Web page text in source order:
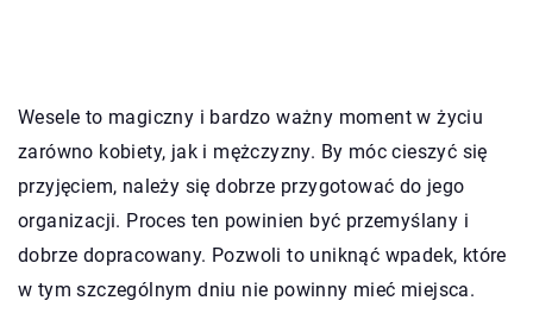
Wesele to magiczny i bardzo ważny moment w życiu
zarówno kobiety, jak i mężczyzny. By móc cieszyć się
przyjęciem, należy się dobrze przygotować do jego
organizacji. Proces ten powinien być przemyślany i
dobrze dopracowany. Pozwoli to uniknąć wpadek, które
w tym szczególnym dniu nie powinny mieć miejsca.